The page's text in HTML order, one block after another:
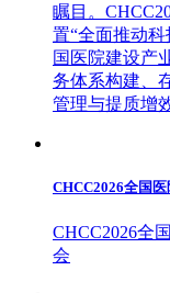
瞩目。
置“全面推动
国医院建设产
务体系构建、
管理与提质增
CHCC2026全国
CHCC2026全
会